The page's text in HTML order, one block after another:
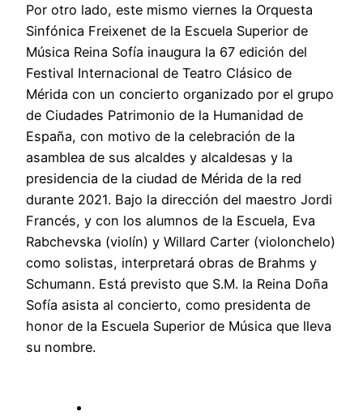
Por otro lado, este mismo viernes la Orquesta
Sinfónica Freixenet de la Escuela Superior de
Música Reina Sofía inaugura la 67 edición del
Festival Internacional de Teatro Clásico de
Mérida con un concierto organizado por el grupo
de Ciudades Patrimonio de la Humanidad de
España, con motivo de la celebración de la
asamblea de sus alcaldes y alcaldesas y la
presidencia de la ciudad de Mérida de la red
durante 2021. Bajo la dirección del maestro Jordi
Francés, y con los alumnos de la Escuela, Eva
Rabchevska (violín) y Willard Carter (violonchelo)
como solistas, interpretará obras de Brahms y
Schumann. Está previsto que S.M. la Reina Doña
Sofía asista al concierto, como presidenta de
honor de la Escuela Superior de Música que lleva
su nombre.